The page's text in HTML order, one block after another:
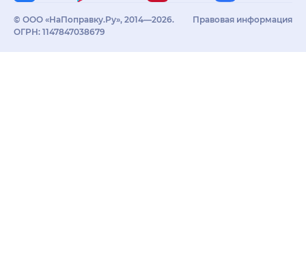
© ООО «НаПоправку.Ру», 2014—2026.
ОГРН: 1147847038679
Правовая информация